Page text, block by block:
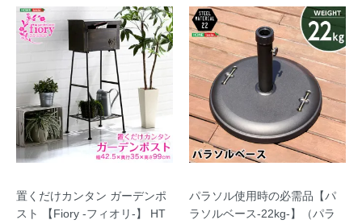
置くだけカンタン ガーデンポ
スト 【Fiory -フィオリ-】 HT
パラソル使用時の必需品【パ
ラソルベース-22kg-】（パラ